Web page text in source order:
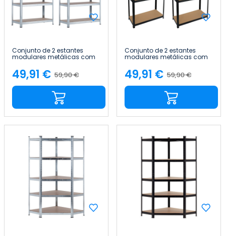
Conjunto de 2 estantes
modulares metálicas com
x 180 cm Thinia Home
Preço
normal
59,90 €
Preço
49,91 €
Conjunto de 2 estantes
modulares metálicas com
x 180 cm Thinia Home
Preço
normal
59,90 €
Preço
49,91 €